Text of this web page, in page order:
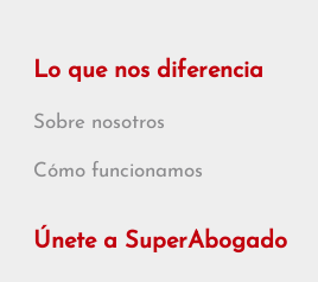
Lo que nos diferencia
Sobre nosotros
Cómo funcionamos
Únete a SuperAbogado